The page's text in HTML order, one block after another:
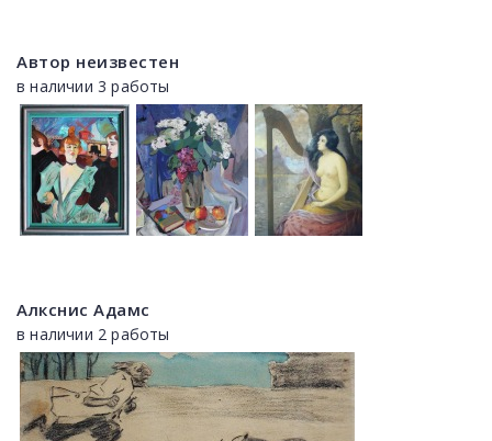
Автор неизвестен
в наличии 3 работы
Алкснис Адамс
в наличии 2 работы